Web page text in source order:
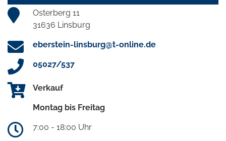
Osterberg 11
31636 Linsburg
eberstein-linsburg@t-online.de
05027/537
Verkauf
Montag bis Freitag
7:00 - 18:00 Uhr